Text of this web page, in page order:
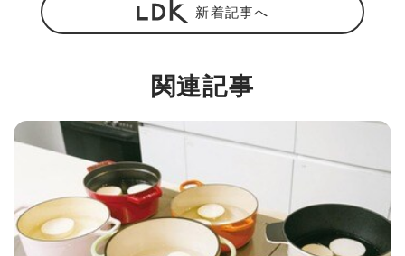
新着記事へ
関連記事